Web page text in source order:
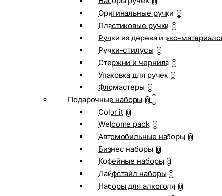
0
Оригинальные ручки 0
Пластиковые ручки 0
Ручки из дерева и эко-
Ручки-стилусы 0
Стержни и чернила 0
Упаковка для ручек 0
Фломастеры 0
Подарочные наборы 0
Color it 0
Welcome pack 0
Автомобильные наборы 0
Бизнес наборы 0
Кофейные наборы 0
Лайфстайл наборы 0
Наборы для алкоголя 0